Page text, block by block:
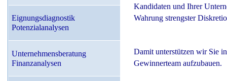
Kandidaten und Ihrer
Wahrung strengster
Damit unterstützen wir Sie
Gewinnerteam aufzubauen.
Eignungsdiagnostik
Potenzialanalysen
Unternehmensberatung
Finanzanalysen